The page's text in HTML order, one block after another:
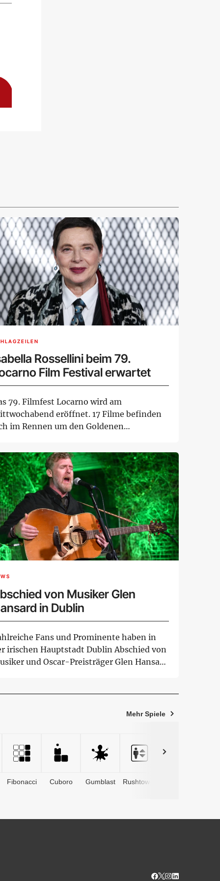
Rossellini beim 79.
Film Festival erwartet
79. Filmfest Locarno wird am
eröffnet. 17 Filme befinden
im Rennen um den Goldenen
von Musiker Glen
in Dublin
Fans und Prominente haben in
irischen Hauptstadt Dublin Abschied von
und Oscar-Preisträger Glen Hansard
Mehr Spiele
Fibonacci Cuboro Gumblast Rushtower